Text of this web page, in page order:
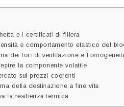
e i certificati di filiera
e comportamento elastico del
dei fori di ventilazione e
la componente volatile
sui prezzi coerenti
della destinazione a fine vita
la resilienza termica